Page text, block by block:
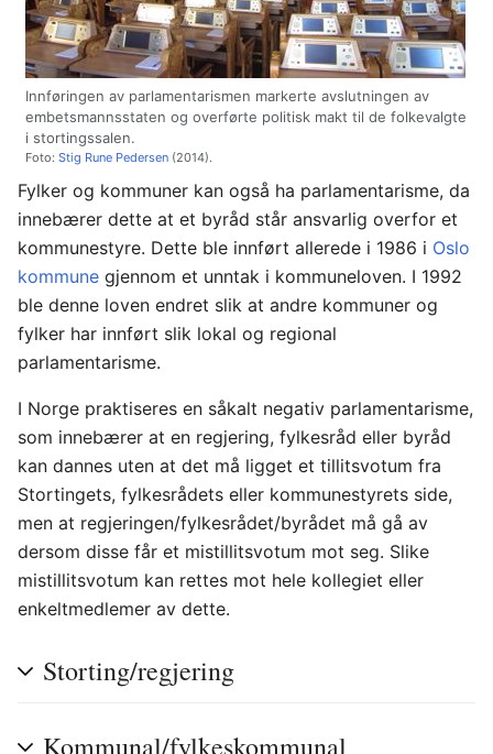
Innføringen av parlamentarismen markerte avslutningen av
embetsmannsstaten og overførte politisk makt til de folkevalgte
i stortingssalen.
Foto: Stig Rune Pedersen (2014).
Fylker og kommuner kan også ha parlamentarisme, da
innebærer dette at et byråd står ansvarlig overfor et
kommunestyre. Dette ble innført allerede i 1986 i Oslo
kommune gjennom et unntak i kommuneloven. I 1992
ble denne loven endret slik at andre kommuner og
fylker har innført slik lokal og regional
parlamentarisme.
I Norge praktiseres en såkalt negativ parlamentarisme,
som innebærer at en regjering, fylkesråd eller byråd
kan dannes uten at det må ligget et tillitsvotum fra
Stortingets, fylkesrådets eller kommunestyrets side,
men at regjeringen/fylkesrådet/byrådet må gå av
dersom disse får et mistillitsvotum mot seg. Slike
mistillitsvotum kan rettes mot hele kollegiet eller
enkeltmedlemer av dette.
Storting/regjering
Kommunal/fylkeskommunal